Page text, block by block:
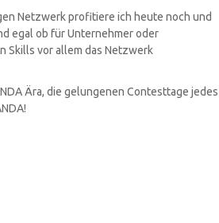
Netzwerk profitiere ich heute noch und
egal ob für Unternehmer oder
Skills vor allem das Netzwerk
Ära, die gelungenen Contesttage jedes